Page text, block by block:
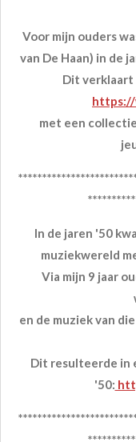
Voor mijn ouders
van De Haan) in de
Dit verklaart
https://
met een
In de jaren '50
muziekwereld
Via mijn 9 jaar
en de muziek van
Dit resulteerde in
'50: